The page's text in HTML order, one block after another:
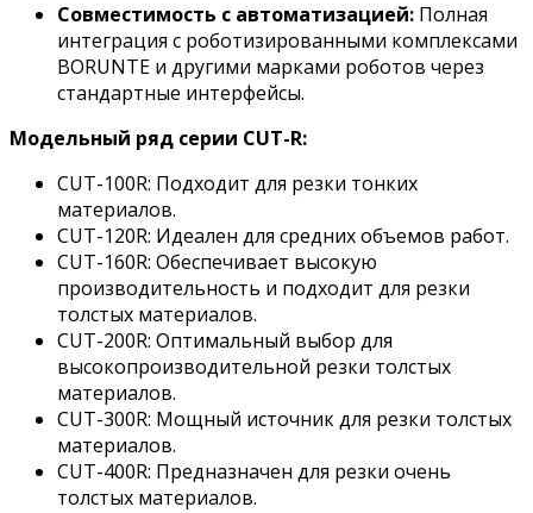
Совместимость с автоматизацией: Полная
интеграция с роботизированными комплексами
BORUNTE и другими марками роботов через
стандартные интерфейсы.
Модельный ряд серии CUT-R:
CUT-100R: Подходит для резки тонких
материалов.
CUT-120R: Идеален для средних объемов работ.
CUT-160R: Обеспечивает высокую
производительность и подходит для резки
толстых материалов.
CUT-200R: Оптимальный выбор для
высокопроизводительной резки толстых
материалов.
CUT-300R: Мощный источник для резки толстых
материалов.
CUT-400R: Предназначен для резки очень
толстых материалов.